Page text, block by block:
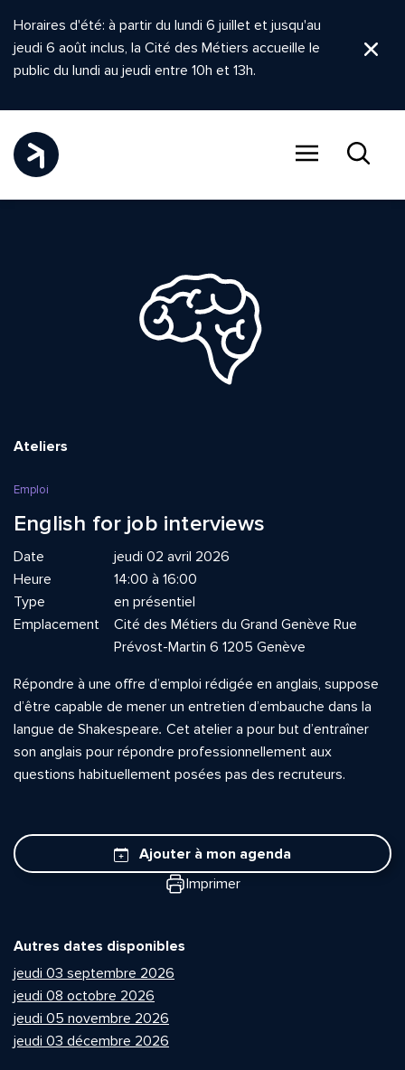
Horaires d'été: à partir du lundi 6 juillet et jusqu'au
jeudi 6 août inclus, la Cité des Métiers accueille le
public du lundi au jeudi entre 10h et 13h.
Ateliers
Emploi
English for job interviews
Date
jeudi 02 avril 2026
Heure
14:00 à 16:00
Type
en présentiel
Emplacement
Cité des Métiers du Grand Genève Rue
Prévost-Martin 6 1205 Genève
Répondre à une offre d’emploi rédigée en anglais, suppose
d’être capable de mener un entretien d’embauche dans la
langue de Shakespeare. Cet atelier a pour but d’entraîner
son anglais pour répondre professionnellement aux
questions habituellement posées pas des recruteurs.
Ajouter à mon agenda
Imprimer
Autres dates disponibles
jeudi 03 septembre 2026
jeudi 08 octobre 2026
jeudi 05 novembre 2026
jeudi 03 décembre 2026